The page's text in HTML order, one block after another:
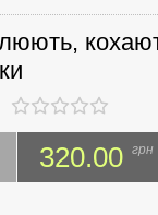
320.00 грн